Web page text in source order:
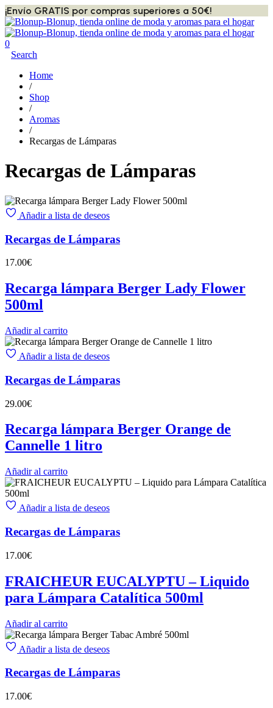
¡Envío GRATIS por compras superiores a 50€!
0
Search
Home
/
Shop
/
Aromas
/
Recargas de Lámparas
Recargas de Lámparas
Añadir a lista de deseos
Recargas de Lámparas
17.00€
Recarga lámpara Berger Lady Flower
500ml
Añadir al carrito
Añadir a lista de deseos
Recargas de Lámparas
29.00€
Recarga lámpara Berger Orange de
Cannelle 1 litro
Añadir al carrito
Añadir a lista de deseos
Recargas de Lámparas
17.00€
FRAICHEUR EUCALYPTU – Liquido
para Lámpara Catalítica 500ml
Añadir al carrito
Añadir a lista de deseos
Recargas de Lámparas
17.00€